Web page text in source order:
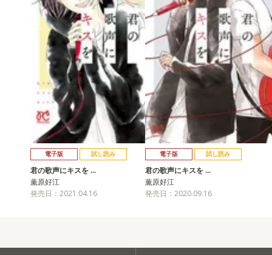
電子版 試し読み
君の歌声にキスを …
薫原好江
発売日：2021.04.16
電子版 試し読み
君の歌声にキスを …
薫原好江
発売日：2020.09.16